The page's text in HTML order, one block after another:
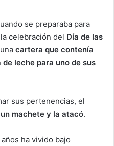
se preparaba para
celebración del Día de las
cartera que contenía
leche para uno de sus
sus pertenencias, el
machete y la atacó.
ha vivido bajo